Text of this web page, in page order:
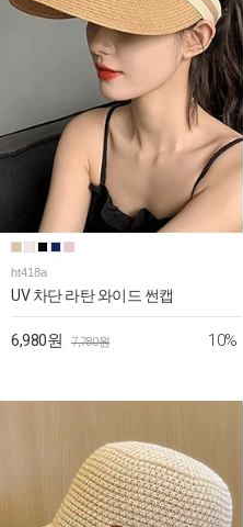
ht418a
UV 차단 라탄 와이드 썬캡
6,980원 7,780원 10%